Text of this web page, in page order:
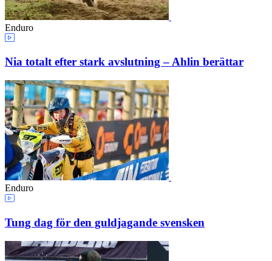
Enduro
Nia totalt efter stark avslutning – Ahlin berättar
Enduro
Tung dag för den guldjagande svensken